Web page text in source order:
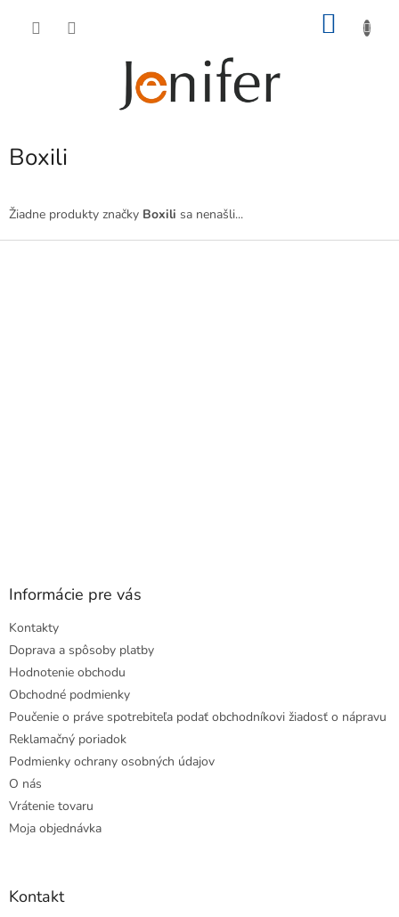
Boxili
Žiadne produkty značky Boxili sa nenašli...
Z
Informácie pre vás
Kontakty
Doprava a spôsoby platby
Hodnotenie obchodu
Obchodné podmienky
Poučenie o práve spotrebiteľa podať obchodníkovi žiadosť o nápravu
Reklamačný poriadok
Podmienky ochrany osobných údajov
O nás
Vrátenie tovaru
Moja objednávka
Kontakt